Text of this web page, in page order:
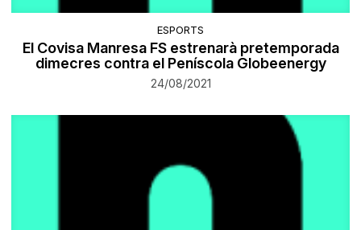
ESPORTS
El Covisa Manresa FS estrenarà pretemporada
dimecres contra el Peníscola Globeenergy
24/08/2021